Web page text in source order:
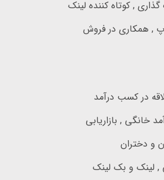
, کوتاه کننده لینک
, همکاری در فروش
در کسب درآمد
خانگی , بازاریابی
و دختران
, لینک و بک لینک